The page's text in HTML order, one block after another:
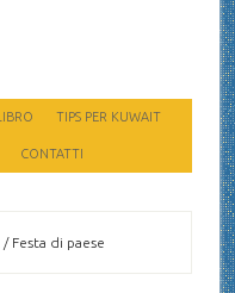
TIPS PER KUWAIT
CONTATTI
/Festa di paese